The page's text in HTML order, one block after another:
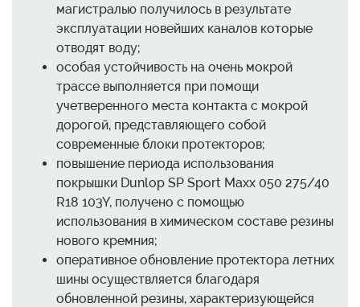
магистралью получилось в результате
эксплуатации новейших каналов которые
отводят воду;
особая устойчивость на очень мокрой
трассе выполняется при помощи
учетверенного места контакта с мокрой
дорогой, представляющего собой
современные блоки протекторов;
повышение периода использования
покрышки Dunlop SP Sport Maxx 050 275/40
R18 103Y, получено с помощью
использования в химическом составе резины
нового кремния;
оперативное обновление протектора летних
шины осуществляется благодаря
обновленной резины, характеризующейся